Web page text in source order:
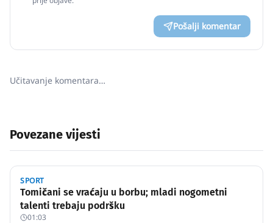
Pošalji komentar
Učitavanje komentara…
Povezane vijesti
SPORT
Tomičani se vraćaju u borbu; mladi nogometni
talenti trebaju podršku
01:03